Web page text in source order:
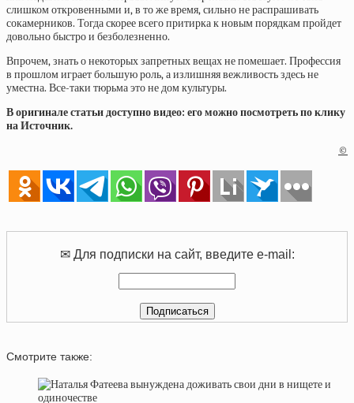
слишком откровенными и, в то же время, сильно не распрашивать
сокамерников. Тогда скорее всего притирка к новым порядкам пройдет
довольно быстро и безболезненно.
Впрочем, знать о некоторых запретных вещах не помешает. Профессия
в прошлом играет большую роль, а излишняя вежливость здесь не
уместна. Все-таки тюрьма это не дом культуры.
В оригинале статьи доступно видео: его можно посмотреть по клику
на Источник.
©
✉ Для подписки на сайт, введите e-mail:
Смотрите также: